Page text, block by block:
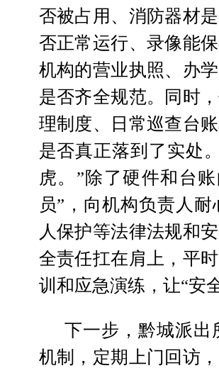
否被占用、消防器材
否正常运行、录像能
机构的营业执照、办
是否齐全规范。同时
理制度、日常巡查台
是否真正落到了实处
虎。”除了硬件和台
员”，向机构负责人
人保护等法律法规和
全责任扛在肩上，平
训和应急演练，让“安
下一步，黔城派出
机制，定期上门回访